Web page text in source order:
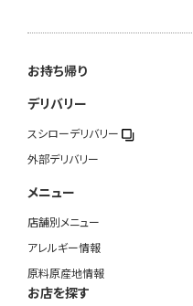
お持ち帰り
デリバリー
スシローデリバリー
外部デリバリー
メニュー
店舗別メニュー
アレルギー情報
原料原産地情報
お店を探す